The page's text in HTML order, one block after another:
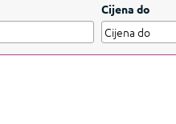
Cijena do